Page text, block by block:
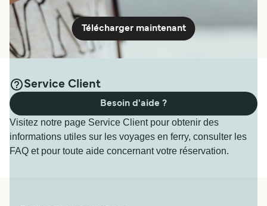
Télécharger maintenant
Service Client
Visitez notre page Service Client pour obtenir des
informations utiles sur les voyages en ferry, consulter les
FAQ et pour toute aide concernant votre réservation.
Besoin d'aide ?